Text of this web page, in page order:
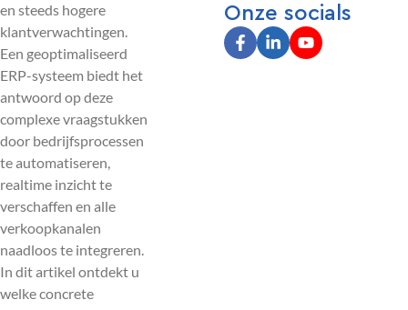
en steeds hogere
klantverwachtingen.
Een geoptimaliseerd
ERP-systeem biedt het
antwoord op deze
complexe vraagstukken
door bedrijfsprocessen
te automatiseren,
realtime inzicht te
verschaffen en alle
verkoopkanalen
naadloos te integreren.
In dit artikel ontdekt u
welke concrete
Onze socials